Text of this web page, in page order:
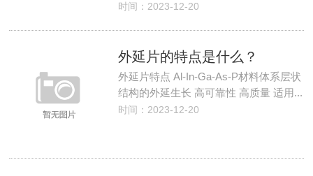
时间：2023-12-20
外延片的特点是什么？
外延片特点 Al-In-Ga-As-P材料体系层状
结构的外延生长 高可靠性 高质量 适用...
时间：2023-12-20